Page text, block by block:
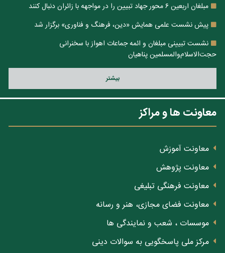
مبلغان اربعین ۶ محور جهاد تبیین را در مواجهه با زائران دنبال کنند
پیش نشست علمی همایش «دین، فرهنگ و فناوری» برگزار شد
نشست تبیینی مبلغان و ائمه جماعات اهواز با سخنرانی
حجت‌الاسلام‌والمسلمین پناهیان
بيشتر
معاونت ها و مراکز
معاونت آموزش
معاونت پژوهش
معاونت فرهنگی تبلیغی
معاونت فضای مجازی، هنر و رسانه
موسسات ، شعب و نمایندگی ها
مرکز ملی پاسخگویی به سوالات دینی